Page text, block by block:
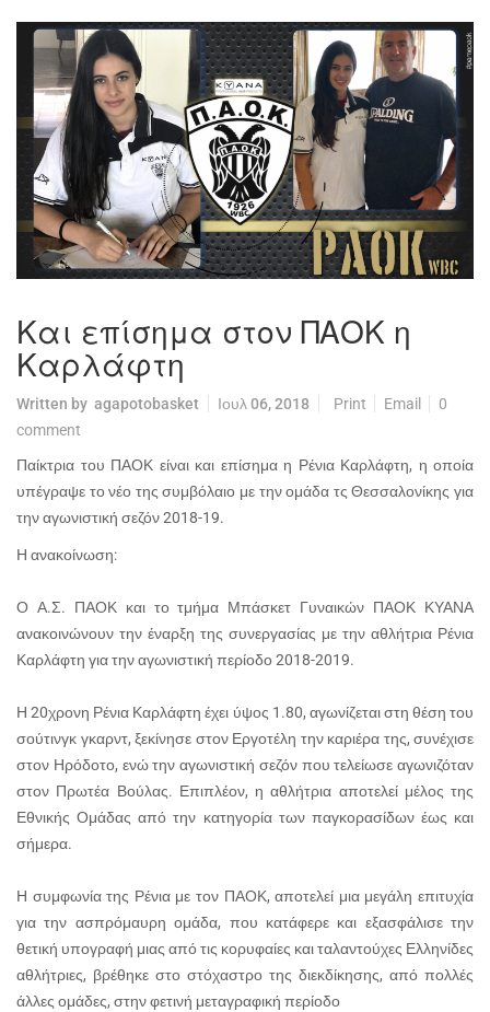
Και επίσημα στον ΠΑΟΚ η
Καρλάφτη
Written by agapotobasket Ιουλ 06, 2018 Print Email
0
comment
Παίκτρια του ΠΑΟΚ είναι και επίσημα η Ρένια Καρλάφτη, η οποία
υπέγραψε το νέο της συμβόλαιο με την ομάδα τς Θεσσαλονίκης για
την αγωνιστική σεζόν 2018-19.
Η ανακοίνωση:
Ο Α.Σ. ΠΑΟΚ και το τμήμα Μπάσκετ Γυναικών ΠΑΟΚ ΚΥΑΝΑ
ανακοινώνουν την έναρξη της συνεργασίας με την αθλήτρια Ρένια
Καρλάφτη για την αγωνιστική περίοδο 2018-2019.
Η 20χρονη Ρένια Καρλάφτη έχει ύψος 1.80, αγωνίζεται στη θέση του
σούτινγκ γκαρντ, ξεκίνησε στον Εργοτέλη την καριέρα της, συνέχισε
στον Ηρόδοτο, ενώ την αγωνιστική σεζόν που τελείωσε αγωνιζόταν
στον Πρωτέα Βούλας. Επιπλέον, η αθλήτρια αποτελεί μέλος της
Εθνικής Ομάδας από την κατηγορία των παγκορασίδων έως και
σήμερα.
Η συμφωνία της Ρένια με τον ΠΑΟΚ, αποτελεί μια μεγάλη επιτυχία
για την ασπρόμαυρη ομάδα, που κατάφερε και εξασφάλισε την
θετική υπογραφή μιας από τις κορυφαίες και ταλαντούχες Ελληνίδες
αθλήτριες, βρέθηκε στο στόχαστρο της διεκδίκησης, από πολλές
άλλες ομάδες, στην φετινή μεταγραφική περίοδο